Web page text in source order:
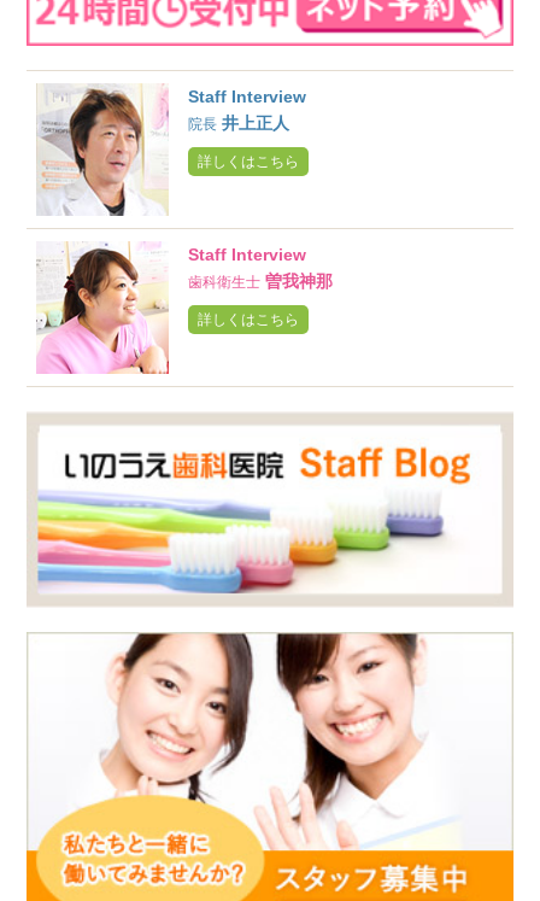
Staff Interview
院長 井上正人
詳しくはこちら
Staff Interview
歯科衛生士 曽我神那
詳しくはこちら